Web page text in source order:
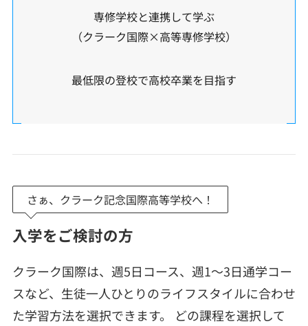
専修学校と連携して学ぶ
（クラーク国際×高等専修学校）
最低限の登校で高校卒業を目指す
さぁ、クラーク記念国際高等学校へ！
入学をご検討の方
クラーク国際は、週5日コース、週1～3日通学コー
スなど、生徒一人ひとりのライフスタイルに合わせ
た学習方法を選択できます。 どの課程を選択して